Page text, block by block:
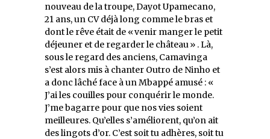
nouveau de la troupe, Dayot Upamecano,
21 ans, un CV déjà long comme le bras et
dont le rêve était de « venir manger le petit
déjeuner et de regarder le château » . Là,
sous le regard des anciens, Camavinga
s’est alors mis à chanter Outro de Ninho et
a donc lâché face à un Mbappé amusé : «
J’ai les couilles pour conquérir le monde.
J’me bagarre pour que nos vies soient
meilleures. Qu’elles s’améliorent, qu’on ait
des lingots d’or. C’est soit tu adhères, soit tu